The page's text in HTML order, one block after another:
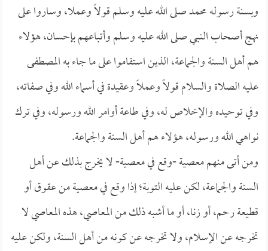
وبسنة رسوله محمد صلى الله عليه وسلم قولاً وعملا، وساروا على
نهج أصحاب النبي صلى الله عليه وسلم وأتباعهم بإحسان، هؤلاء
هم أهل السنة والجماعة، الذين استقاموا على ما جاء به المصطفى
عليه الصلاة والسلام قولاً وعملاً وعقيدة في أسماء الله وفي صفاته،
وفي توحيده والإخلاص له، وفي طاعة أوامر الله ورسوله، وفي ترك
نواهي الله ورسوله، هؤلاء هم أهل السنة والجماعة.
ومن أتى منهم معصية -وقع في معصية- لا يخرج بذلك عن أهل
السنة والجماعة، لكن عليه التوبة؛ إذا وقع في معصية من عقوق أو
قطيعة رحم، أو زنا، أو ما أشبه ذلك من المعاصي، هذه المعاصي لا
تخرجه عن الإسلام، ولا تخرجه عن كونه من أهل السنة، ولكن عليه